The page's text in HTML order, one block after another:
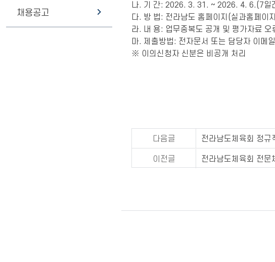
채용공고
나. 기 간: 2026. 3. 31. ~ 2026. 4. 6.(7일
다. 방 법: 전라남도 홈페이지(실과홈페이
라. 내 용: 업무중복도 공개 및 평가자료
마. 제출방법: 전자문서 또는 담당자 이메
※ 이의신청자 신분은 비공개 처리
다음글 전라남도체육회 정규
이전글 전라남도체육회 전문